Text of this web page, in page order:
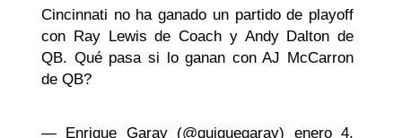
Cincinnati no ha ganado un partido de playoff
con Ray Lewis de Coach y Andy Dalton de
QB. Qué pasa si lo ganan con AJ McCarron
de QB?
— Enrique Garay (@quiquegaray) enero 4,